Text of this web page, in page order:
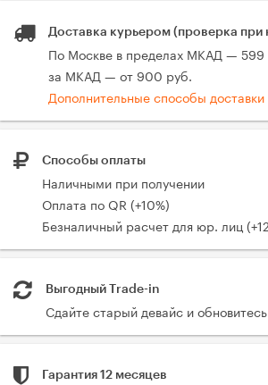
Доставка курьером (проверка при
По Москве в пределах МКАД — 599
за МКАД — от 900 руб.
Дополнительные способы доставки
Способы оплаты
Наличными при получении
Оплата по QR (+10%)
Безналичный расчет для юр. лиц
Выгодный Trade-in
Сдайте старый девайс и
Гарантия 12 месяцев